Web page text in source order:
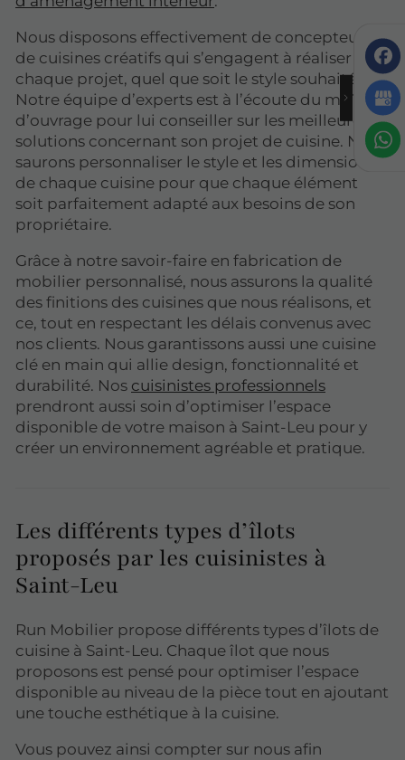
Nous disposons effectivement de concepteurs
de cuisines créatifs qui s’engagent à réaliser
chaque projet, quel que soit le style souhaité.
Notre équipe d’experts est à l’écoute du maître
d’ouvrage pour lui conseiller sur les meilleures
solutions concernant son projet de cuisine. Nous
saurons personnaliser le style et les dimensions
de chaque cuisine pour que chaque élément
soit parfaitement adapté aux besoins de son
propriétaire.
Grâce à notre savoir-faire en fabrication de
mobilier personnalisé, nous assurons la qualité
des finitions des cuisines que nous réalisons, et
ce, tout en respectant les délais convenus avec
nos clients. Nous garantissons aussi une cuisine
clé en main qui allie design, fonctionnalité et
durabilité. Nos cuisinistes professionnels
prendront aussi soin d’optimiser l’espace
disponible de votre maison à Saint-Leu pour y
créer un environnement agréable et pratique.
Les différents types d’îlots
proposés par les cuisinistes à
Saint-Leu
Run Mobilier propose différents types d’îlots de
cuisine à Saint-Leu. Chaque îlot que nous
proposons est pensé pour optimiser l’espace
disponible au niveau de la pièce tout en ajoutant
une touche esthétique à la cuisine.
Vous pouvez ainsi compter sur nous afin